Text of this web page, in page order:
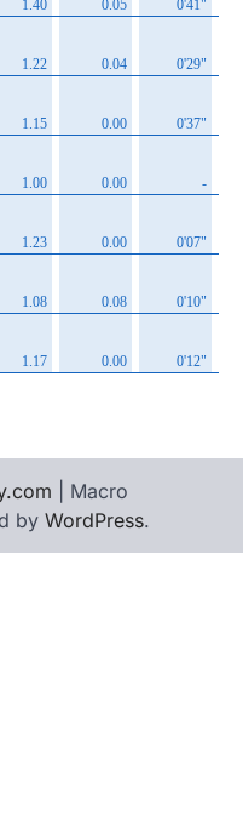
| Macro
by WordPress.